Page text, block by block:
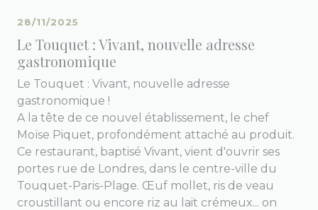
Le Touquet : Vivant, nouvelle adresse
gastronomique
28/11/2025
Le Touquet : Vivant, nouvelle adresse
gastronomique !
A la tête de ce nouvel établissement, le chef
Moïse Piquet, profondément attaché au produit.
Ce restaurant, baptisé Vivant, vient d'ouvrir ses
portes rue de Londres, dans le centre-ville du
Touquet-Paris-Plage. Œuf mollet, ris de veau
croustillant ou encore riz au lait crémeux... on